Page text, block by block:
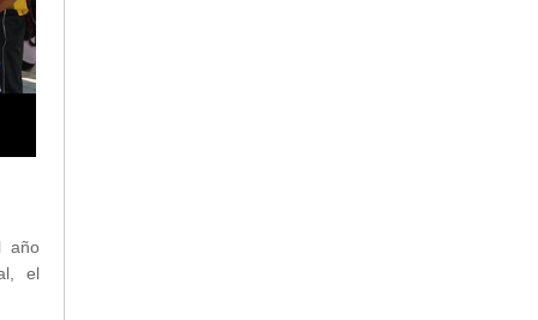
año
el